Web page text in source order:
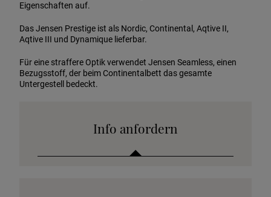
Eigenschaften auf.
Das Jensen Prestige ist als Nordic, Continental, Aqtive II,
Aqtive III und Dynamique lieferbar.
Für eine straffere Optik verwendet Jensen Seamless, einen
Bezugsstoff, der beim Continentalbett das gesamte
Untergestell bedeckt.
Info anfordern